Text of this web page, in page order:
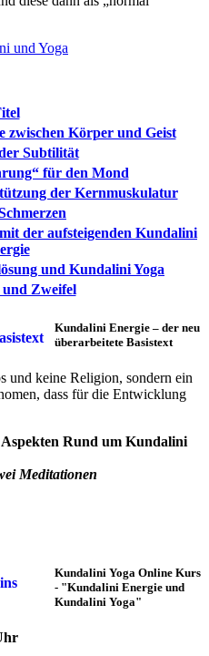
und Yoga
zwischen Körper und Geist
Subtilität
für den Mond
der Kernmuskulatur
der aufsteigenden Kundalini
und Kundalini Yoga
Zweifel
Kundalini Energie – der neu
überarbeitete Basistext
und keine Religion, sondern ein
dass für die Entwicklung
Rund um Kundalini
Meditationen
Kundalini Yoga Online Kurs
- "Kundalini Energie und
Kundalini Yoga"